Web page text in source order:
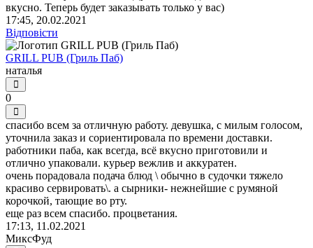
вкусно. Теперь будет заказывать только у вас)
17:45, 20.02.2021
Відповісти
GRILL PUB (Гриль Паб)
наталья
0
спасибо всем за отличную работу. девушка, с милым голосом,
уточнила заказ и сориентировала по времени доставки.
работники паба, как всегда, всё вкусно приготовили и
отлично упаковали. курьер вежлив и аккуратен.
очень порадовала подача блюд \ обычно в судочки тяжело
красиво сервировать\. а сырники- нежнейшие с румяной
корочкой, тающие во рту.
еще раз всем спасибо. процветания.
17:13, 11.02.2021
МиксФуд